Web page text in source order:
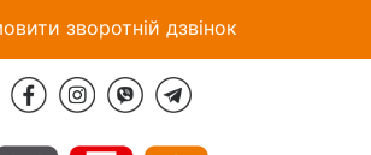
зовсім несуттєвим:
сучасний дизайн. Такі варильні
впишуться в інтер’єр в будь-
зворотній дзвінок